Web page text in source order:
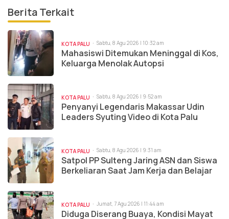
Berita Terkait
KOTA PALU Sabtu, 8 Agu 2026 | 10:32 am
Mahasiswi Ditemukan Meninggal di Kos,
Keluarga Menolak Autopsi
KOTA PALU Sabtu, 8 Agu 2026 | 9:52 am
Penyanyi Legendaris Makassar Udin
Leaders Syuting Video di Kota Palu
KOTA PALU Sabtu, 8 Agu 2026 | 9:31 am
Satpol PP Sulteng Jaring ASN dan Siswa
Berkeliaran Saat Jam Kerja dan Belajar
KOTA PALU Jumat, 7 Agu 2026 | 11:44 am
Diduga Diserang Buaya, Kondisi Mayat